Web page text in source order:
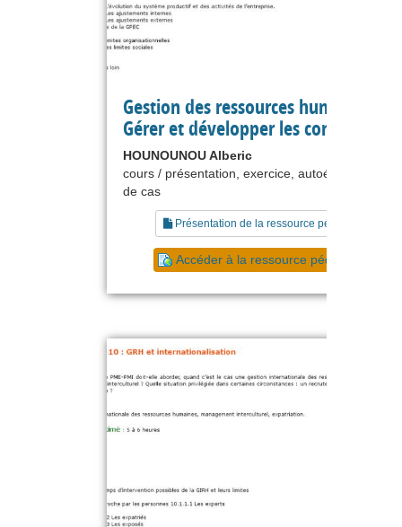
Gestion des ressources humaines :
Gérer et développer les
HOUNOUNOU Alberic
cours / présentation, exercice, autoévaluation,
de cas
Présentation de la ressource pédagogique
Accéder à la ressource pédagogique